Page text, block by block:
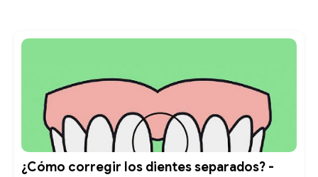
¿Cómo corregir los dientes separados? -